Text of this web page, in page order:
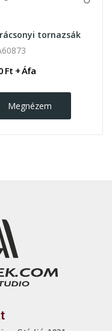
tornazsák
Ft + Áfa
Megnézem